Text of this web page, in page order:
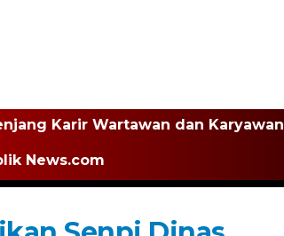
Karir Wartawan dan Karyawan
News.com